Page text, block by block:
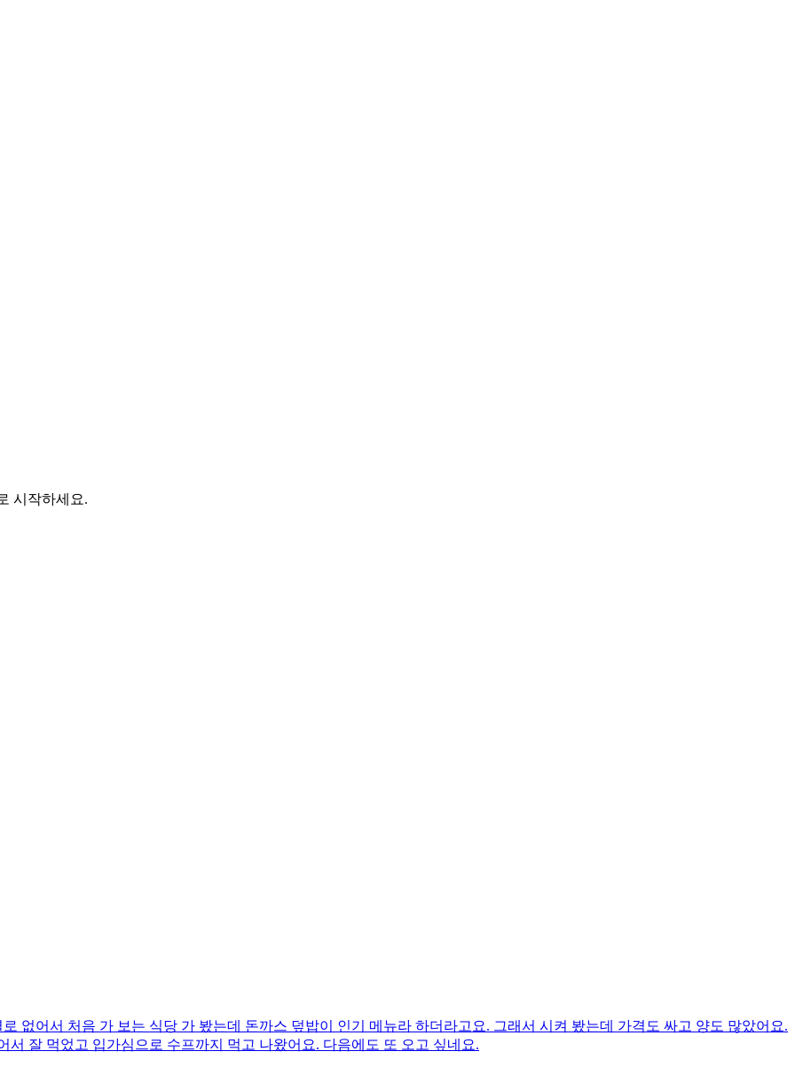
시작하세요.
없어서 처음 가 보는 식당 가 봤는데 돈까스 덮밥이 인기 메뉴라 하더라고요. 그래서 시켜 봤는데 가격도 싸고 양도 많았어요.
잘 먹었고 입가심으로 수프까지 먹고 나왔어요. 다음에도 또 오고 싶네요.